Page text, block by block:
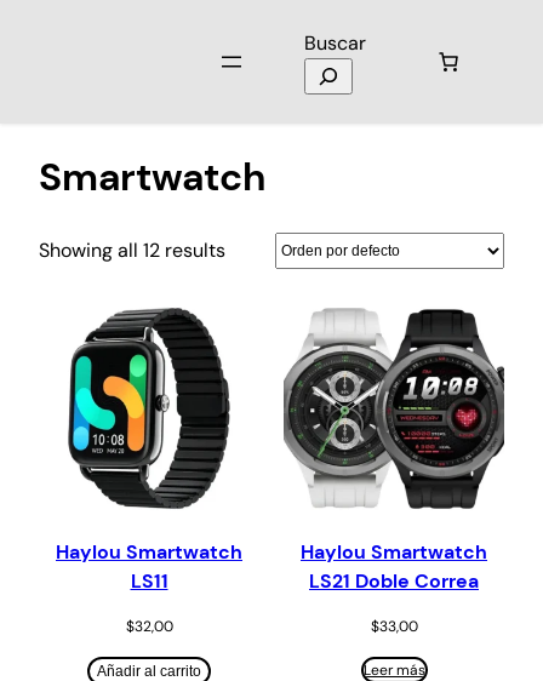
Buscar
Smartwatch
Showing all 12 results
Haylou Smartwatch
LS11
$32,00
Añadir al carrito
Haylou Smartwatch
LS21 Doble Correa
$33,00
Leer más